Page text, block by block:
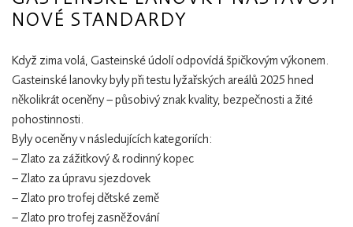
NOVÉ STANDARDY
Když zima volá, Gasteinské údolí odpovídá špičkovým výkonem.
Gasteinské lanovky byly při testu lyžařských areálů 2025 hned
několikrát oceněny – působivý znak kvality, bezpečnosti a žité
pohostinnosti.
Byly oceněny v následujících kategoriích:
– Zlato za zážitkový & rodinný kopec
– Zlato za úpravu sjezdovek
– Zlato pro trofej dětské země
– Zlato pro trofej zasněžování